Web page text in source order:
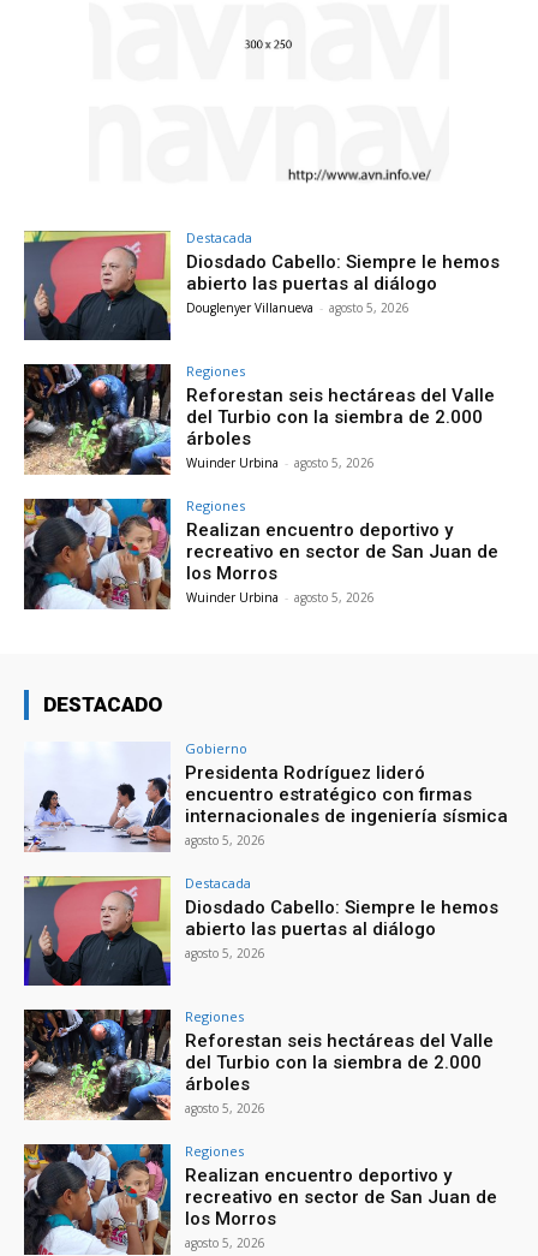
Destacada
Diosdado Cabello: Siempre le hemos
abierto las puertas al diálogo
Douglenyer Villanueva - agosto 5, 2026
Regiones
Reforestan seis hectáreas del Valle
del Turbio con la siembra de 2.000
árboles
Wuinder Urbina - agosto 5, 2026
Regiones
Realizan encuentro deportivo y
recreativo en sector de San Juan de
los Morros
Wuinder Urbina - agosto 5, 2026
DESTACADO
Gobierno
Presidenta Rodríguez lideró
encuentro estratégico con firmas
internacionales de ingeniería sísmica
agosto 5, 2026
Destacada
Diosdado Cabello: Siempre le hemos
abierto las puertas al diálogo
agosto 5, 2026
Regiones
Reforestan seis hectáreas del Valle
del Turbio con la siembra de 2.000
árboles
agosto 5, 2026
Regiones
Realizan encuentro deportivo y
recreativo en sector de San Juan de
los Morros
agosto 5, 2026